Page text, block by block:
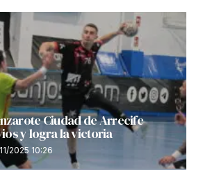
Ciudad de Arrecife
y logra la victoria
2025 10:26